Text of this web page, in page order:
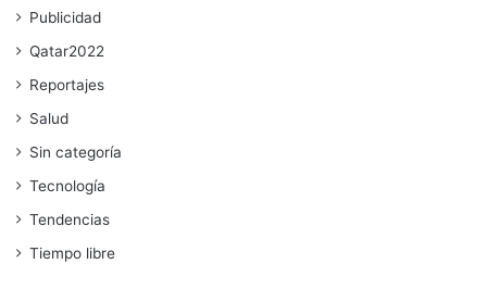
Publicidad
Qatar2022
Reportajes
Salud
Sin categoría
Tecnología
Tendencias
Tiempo libre